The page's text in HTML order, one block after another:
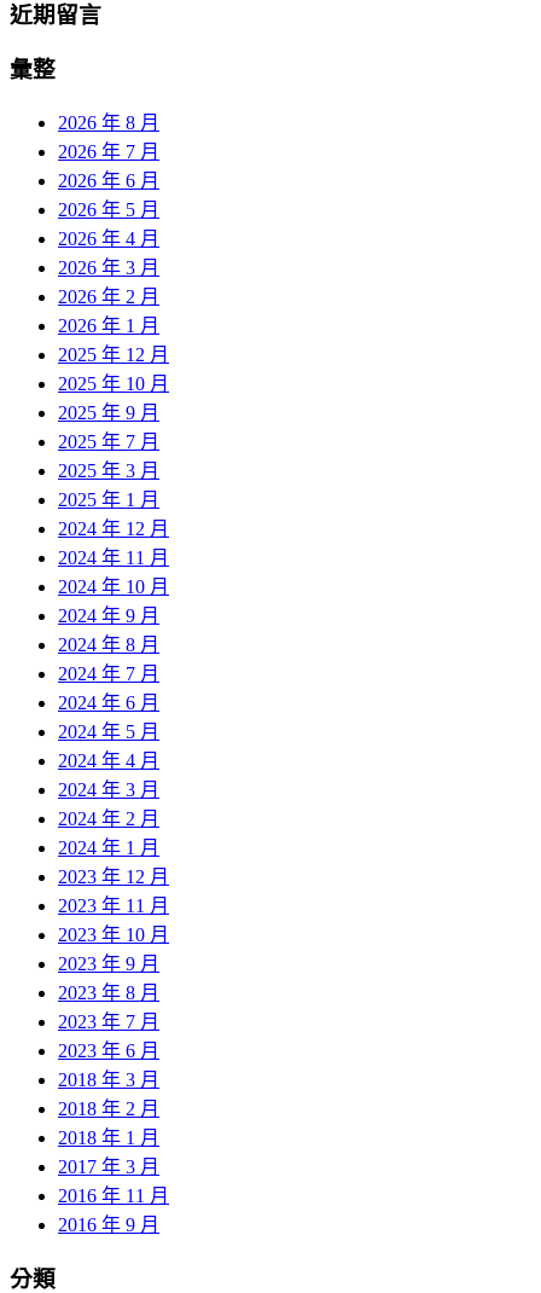
近期留言
彙整
2026 年 8 月
2026 年 7 月
2026 年 6 月
2026 年 5 月
2026 年 4 月
2026 年 3 月
2026 年 2 月
2026 年 1 月
2025 年 12 月
2025 年 10 月
2025 年 9 月
2025 年 7 月
2025 年 3 月
2025 年 1 月
2024 年 12 月
2024 年 11 月
2024 年 10 月
2024 年 9 月
2024 年 8 月
2024 年 7 月
2024 年 6 月
2024 年 5 月
2024 年 4 月
2024 年 3 月
2024 年 2 月
2024 年 1 月
2023 年 12 月
2023 年 11 月
2023 年 10 月
2023 年 9 月
2023 年 8 月
2023 年 7 月
2023 年 6 月
2018 年 3 月
2018 年 2 月
2018 年 1 月
2017 年 3 月
2016 年 11 月
2016 年 9 月
分類